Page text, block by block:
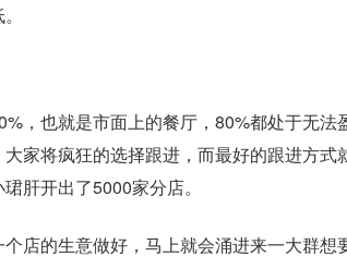
，也就是市面上的餐厅，80%都处于无法
家将疯狂的选择跟进，而最好的跟进方式
肝开出了5000家分店。
店的生意做好，马上就会涌进来一大群想